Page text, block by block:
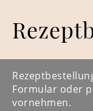
Formular oder
vornehmen.